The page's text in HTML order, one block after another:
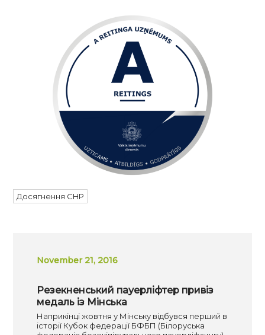
Досягнення CHP
November 21, 2016
Резекненський пауерліфтер привіз
медаль із Мінська
Наприкінці жовтня у Мінську відбувся перший в
історії Кубок федерації БФБП (Білоруська